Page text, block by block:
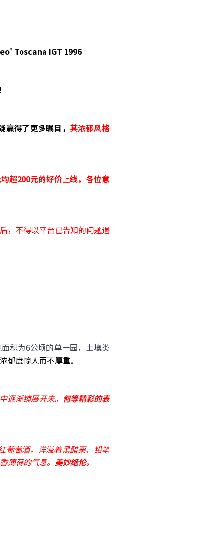
Toscana IGT 1996
得了更多瞩目， 其浓郁风格
超200元的好价上线，各位意
，不得以平台已告知的问题退
积为6公顷的单一园，土壤类
郁度惊人而不厚重。
逐渐铺展开来。 何等精彩的表
葡萄酒，洋溢着黑醋栗、铅笔
薄荷的气息。 美妙绝伦。